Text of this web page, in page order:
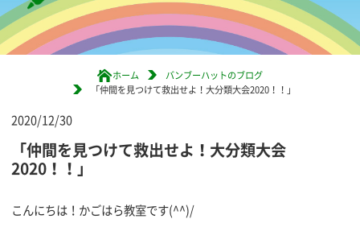
ホーム
バンブーハットのブログ
「仲間を見つけて救出せよ！大分類大会2020！！」
2020/12/30
「仲間を見つけて救出せよ！大分類大会
2020！！」
こんにちは！かごはら教室です(^^)/